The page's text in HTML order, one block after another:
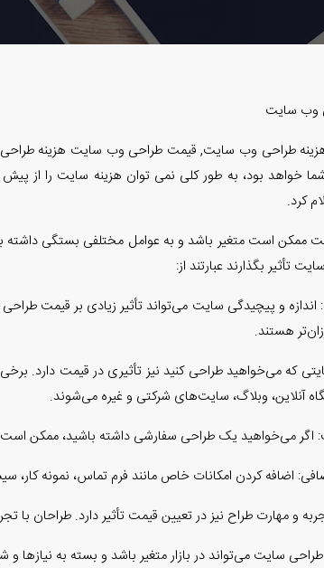
وب سایت
طراحی وب سایت, قیمت طراحی وب سایت هزینه طراحی
خواهد بود، به طور کلی نمی توان هزینه سایت را از
کرد.
است متغیر باشد و به عوامل مختلفی بستگی داشته
تأثیر بگذارند عبارتند از:
اندازه و پیچیدگی سایت می‌تواند تأثیر زیادی بر قیمت
هستند.
که می‌خواهید طراحی کنید نیز تأثیری در قیمت دارد.
وبلاگ، سایت‌های شرکتی و غیره می‌شوند.
سایت می‌تواند در بازار متغیر باشد و بسته به نیازها